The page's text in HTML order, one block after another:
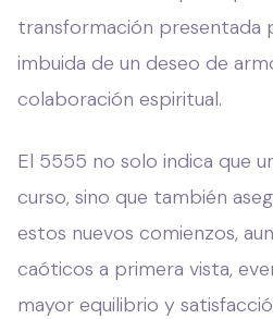
transformación presentada
imbuida de un deseo de
colaboración espiritual.
El 5555 no solo indica que
curso, sino que también
estos nuevos comienzos,
caóticos a primera vista,
mayor equilibrio y